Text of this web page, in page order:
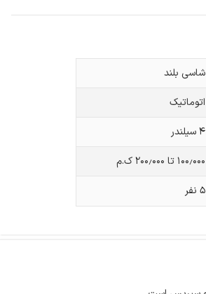
شاسی بلند
اتوماتیک
۴ سیلندر
۱۰۰٫۰۰۰ تا ۲۰۰٫۰۰۰ ک.م
۵ نفر